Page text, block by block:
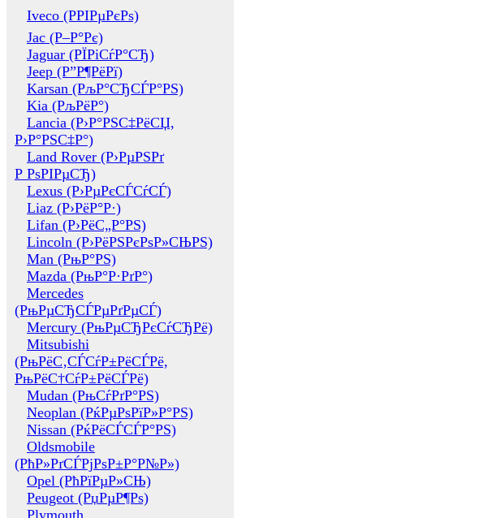
Iveco (РРІРµРєРѕ)
Jac (Р–Р°Рє)
Jaguar (РЇРіСѓР°СЂ)
Jeep (Р”Р¶РёРї)
Karsan (РљР°СЂСЃР°РЅ)
Kia (РљРёР°)
Lancia (Р›Р°РЅС‡РёСЏ,
Р›Р°РЅС‡Р°)
Land Rover (Р›РµРЅРґ
Р РѕРІРµСЂ)
Lexus (Р›РµРєСЃСѓСЃ)
Liaz (Р›РёР°Р·)
Lifan (Р›РёС„Р°РЅ)
Lincoln (Р›РёРЅРєРѕР»СЊРЅ)
Man (РњР°РЅ)
Mazda (РњР°Р·РґР°)
Mercedes
(РњРµСЂСЃРµРґРµСЃ)
Mercury (РњРµСЂРєСѓСЂРё)
Mitsubishi
(РњРёС‚СЃСѓР±РёСЃРё,
РњРёС†СѓР±РёСЃРё)
Mudan (РњСѓРґР°РЅ)
Neoplan (РќРµРѕРїР»Р°РЅ)
Nissan (РќРёСЃСЃР°РЅ)
Oldsmobile
(РћР»РґСЃРјРѕР±Р°Р№Р»)
Opel (РћРїРµР»СЊ)
Peugeot (РџРµР¶Рѕ)
Plymouth